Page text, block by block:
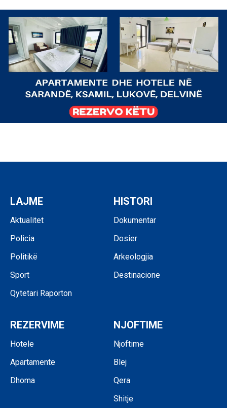
LAJME
Aktualitet
Policia
Politikë
Sport
Qytetari Raporton
HISTORI
Dokumentar
Dosier
Arkeologjia
Destinacione
REZERVIME
Hotele
Apartamente
Dhoma
NJOFTIME
Njoftime
Blej
Qera
Shitje